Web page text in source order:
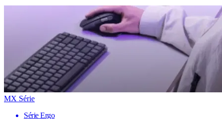
MX Série
Série Ergo